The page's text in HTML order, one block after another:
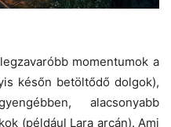
momentumok a
későn betöltődő dolgok),
alacsonyabb
(például Lara arcán). Ami